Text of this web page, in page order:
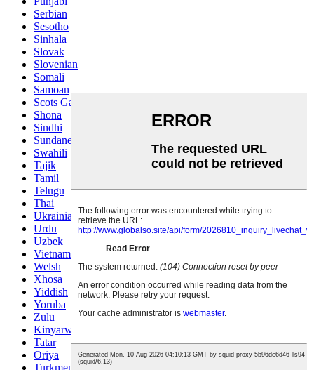
Serbian
Sesotho
Sinhala
Slovak
Slovenian
Somali
Samoan
Scots Gaelic
Shona
Sindhi
Sundanese
Swahili
Tajik
Tamil
Telugu
Thai
Ukrainian
Urdu
Uzbek
Vietnamese
Welsh
Xhosa
Yiddish
Yoruba
Zulu
Kinyarwanda
Tatar
Oriya